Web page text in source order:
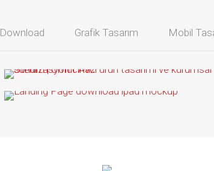
Download Grafik Tasarım Mobil
Sterilizasyon Cihazı Tasarım ve
landing page tasarımı